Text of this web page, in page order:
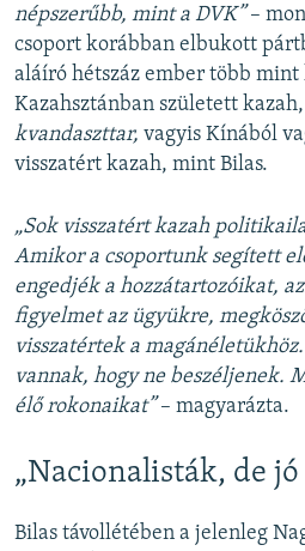
népszerűbb, mint a DVK”–
csoport korábban elbukott
aláíró hétszáz ember több mint
Kazahsztánban született
kvandaszttar, vagyis Kínából
visszatért kazah, mint Bilas.
„Sok visszatért kazah
Amikor a csoportunk segített
engedjék a hozzátartozóikat,
figyelmet az ügyükre,
visszatértek a
vannak, hogy ne beszéljenek.
élő rokonaikat” – magyarázta.
„Nacionalisták, de
Bilas távollétében a jelenleg